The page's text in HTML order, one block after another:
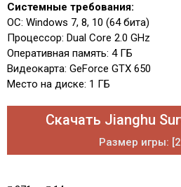
Системные требования:
ОС: Windows 7, 8, 10 (64 бита)
Процессор: Dual Core 2.0 GHz
Оперативная память: 4 ГБ
Видеокарта: GeForce GTX 650
Место на диске: 1 ГБ
Скачать Jianghu
Размер игры: